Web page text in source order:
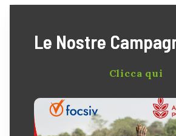
Le Nostre
Clicca qui